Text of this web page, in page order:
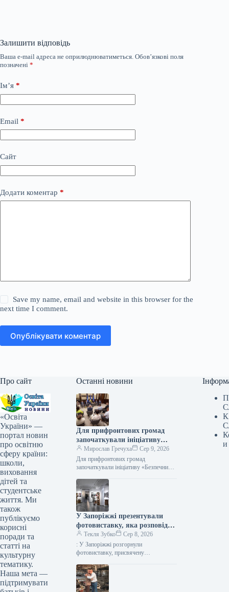
Залишити відповідь
Ваша e-mail адреса не оприлюднюватиметься. Обов’язкові поля
позначені *
Ім’я *
Email *
Сайт
Додати коментар *
Save my name, email and website in this browser for the
next time I comment.
Опублікувати коментар
Про сайт
«Освіта
України» —
портал новин
про освітню
сферу країни:
школи,
виховання
дітей та
студентське
життя. Ми
також
публікуємо
корисні
поради та
статті на
культурну
тематику.
Наша мета —
підтримувати
Останні новини
Для прифронтових громад
започаткували ініціативу
«Безпечний маршрут
школяра»
Мирослав Гречуха
Сер 9, 2026
Для прифронтових громад
започаткували ініціативу «Безпечний
01:52 Укрінформ У прифронтових
регіонах України створюватимуть
безпечні маршрути для…
У Запоріжжі презентували
фотовиставку, яка розповідає
про білоруський батальйон,
що захищає Україну.
Текля Зубко
Сер 8, 2026
: У Запоріжжі розгорнули
фотовиставку, присвячену
обороняє Україну Фото 08.08.2026
17:40 Укрінформ У Запоріжжі
відбулося відкриття фотовиставки,…
и